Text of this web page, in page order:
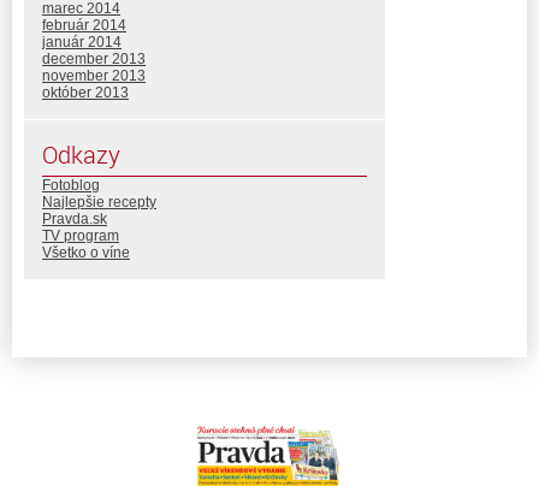
marec 2014
február 2014
január 2014
december 2013
november 2013
október 2013
Odkazy
Fotoblog
Najlepšie recepty
Pravda.sk
TV program
Všetko o víne